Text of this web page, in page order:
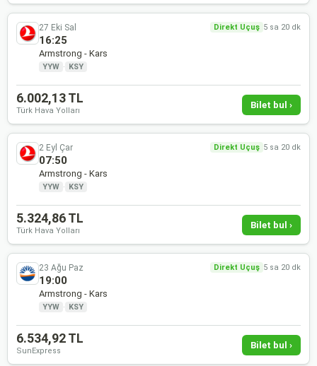
27 Eki Sal Direkt Uçuş 5 sa 20 dk
16:25
Armstrong - Kars
YYW · KSY
6.002,13 TL
Türk Hava Yolları
Bilet bul ›
2 Eyl Çar Direkt Uçuş 5 sa 20 dk
07:50
Armstrong - Kars
YYW · KSY
5.324,86 TL
Türk Hava Yolları
Bilet bul ›
23 Ağu Paz Direkt Uçuş 5 sa 20 dk
19:00
Armstrong - Kars
YYW · KSY
6.534,92 TL
SunExpress
Bilet bul ›